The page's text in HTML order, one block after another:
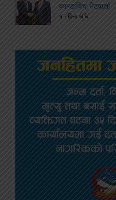
कान्डाबिच भेटवार्ता
१ महिना अघि